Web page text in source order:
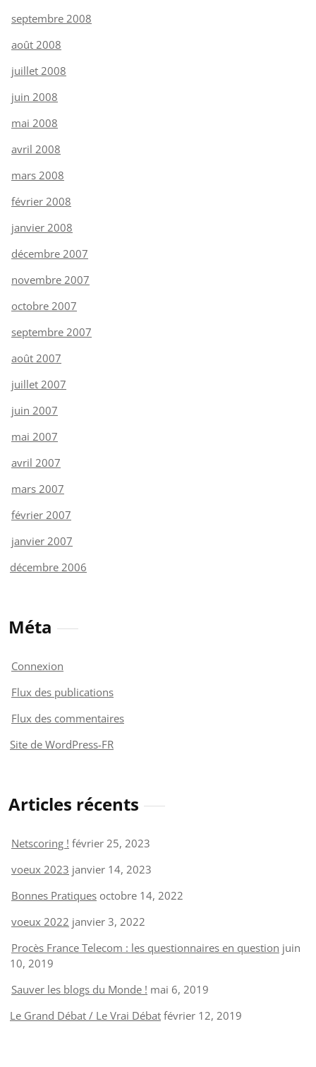
septembre 2008
août 2008
juillet 2008
juin 2008
mai 2008
avril 2008
mars 2008
février 2008
janvier 2008
décembre 2007
novembre 2007
octobre 2007
septembre 2007
août 2007
juillet 2007
juin 2007
mai 2007
avril 2007
mars 2007
février 2007
janvier 2007
décembre 2006
Méta
Connexion
Flux des publications
Flux des commentaires
Site de WordPress-FR
Articles récents
Netscoring ! février 25, 2023
voeux 2023 janvier 14, 2023
Bonnes Pratiques octobre 14, 2022
voeux 2022 janvier 3, 2022
Procès France Telecom : les questionnaires en question juin
10, 2019
Sauver les blogs du Monde ! mai 6, 2019
Le Grand Débat / Le Vrai Débat février 12, 2019